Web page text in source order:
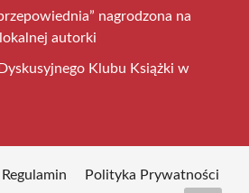
nagrodzona na
autorki
Klubu Książki w
Regulamin Polityka Prywatności